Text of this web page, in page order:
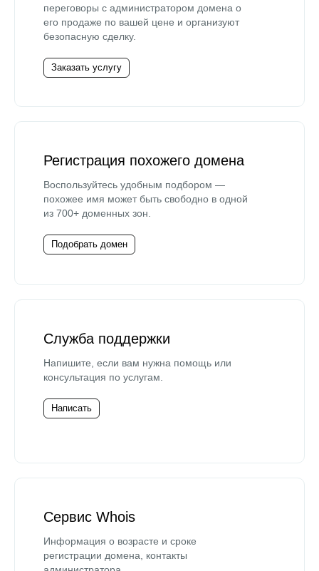
переговоры с администратором домена о
его продаже по вашей цене и организуют
безопасную сделку.
Заказать услугу
Регистрация похожего домена
Воспользуйтесь удобным подбором —
похожее имя может быть свободно в одной
из 700+ доменных зон.
Подобрать домен
Служба поддержки
Напишите, если вам нужна помощь или
консультация по услугам.
Написать
Сервис Whois
Информация о возрасте и сроке
регистрации домена, контакты